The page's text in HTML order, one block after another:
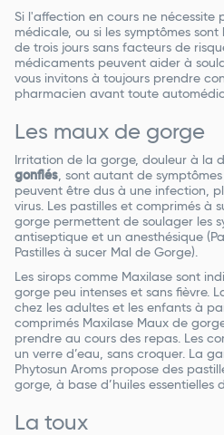
Si l'affection en cours ne nécessite
médicale, ou si les symptômes
de trois jours sans facteurs de
médicaments peuvent aider à
vous invitons à toujours prendre
pharmacien avant toute
Les maux de gorge
Irritation de la gorge, douleur à la
gonflés , sont autant de
peuvent être dus à une infection,
virus. Les pastilles et comprimés à
gorge permettent de soulager les
antiseptique et un anesthésique
Pastilles à sucer Mal de Gorge).
Les sirops comme Maxilase sont
gorge peu intenses et sans fièvre.
chez les adultes et les enfants à
comprimés Maxilase Maux de
prendre au cours des repas. Les
un verre d’eau, sans croquer. La
Phytosun Aroms propose des
gorge, à base d’huiles essentielles
La toux